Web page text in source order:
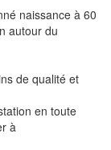
naissance à 60
autour du
de qualité et
en toute
à